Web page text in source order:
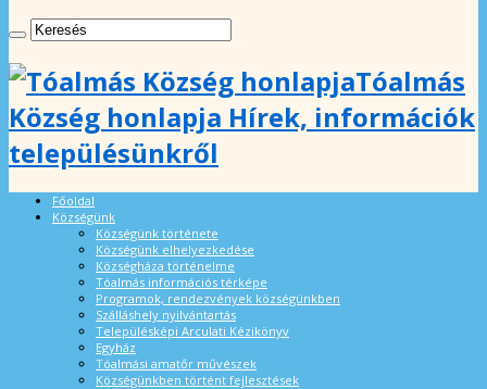
Tóalmás
Község honlapja Hírek, információk
településünkről
Főoldal
Községünk
Községünk története
Községünk elhelyezkedése
Községháza történelme
Tóalmás információs térképe
Programok, rendezvények községünkben
Szálláshely nyilvántartás
Településképi Arculati Kézikönyv
Egyház
Tóalmási amatőr művészek
Községünkben történt fejlesztések